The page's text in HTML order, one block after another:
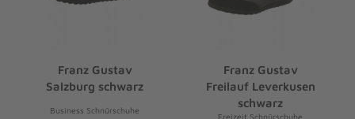
Franz Gustav
Salzburg schwarz
Business Schnürschuhe
Franz Gustav
Freilauf Leverkusen
schwarz
Freizeit Schnürschuhe